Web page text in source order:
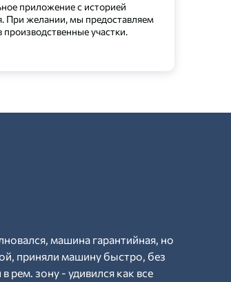
приложение с историей
При желании, мы предоставляем
производственные участки.
машина гарантийная, но
приняли машину быстро, без
рем. зону - удивился как все